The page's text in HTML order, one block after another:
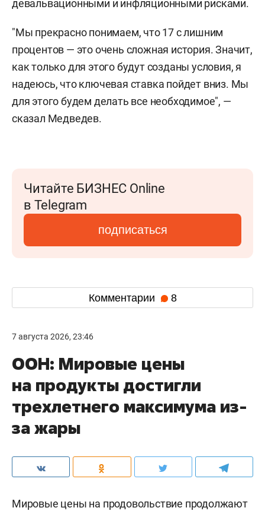
девальвационными и инфляционными рисками.
"Мы прекрасно понимаем, что 17 с лишним
процентов — это очень сложная история. Значит,
как только для этого будут созданы условия, я
надеюсь, что ключевая ставка пойдет вниз. Мы
для этого будем делать все необходимое", —
сказал Медведев.
Читайте БИЗНЕС Online
в Telegram
подписаться
Комментарии 8
7 августа 2026, 23:46
ООН: Мировые цены
на продукты достигли
трехлетнего максимума из-
за жары
Мировые цены на продовольствие продолжают